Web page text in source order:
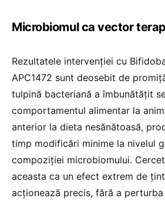
Microbiomul ca vector
Rezultatele intervenției cu
APC1472 sunt deosebit de
tulpină bacteriană a îmbunătățit
comportamentul alimentar la
anterior la dieta nesănătoasă,
timp modificări minime la nivelul
compoziției microbiomului.
aceasta ca un efect extrem de
acționează precis, fără a